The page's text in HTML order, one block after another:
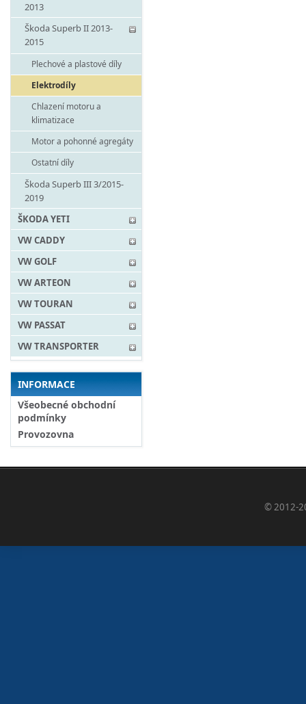
2013
Škoda Superb II 2013-
2015
Plechové a plastové díly
Elektrodíly
Chlazení motoru a
klimatizace
Motor a pohonné agregáty
Ostatní díly
Škoda Superb III 3/2015-
2019
ŠKODA YETI
VW CADDY
VW GOLF
VW ARTEON
VW TOURAN
VW PASSAT
VW TRANSPORTER
INFORMACE
Všeobecné obchodní
podmínky
Provozovna
© 2012-